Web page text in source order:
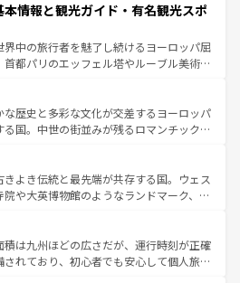
リアで、忘れられない旅をしてみよう！
リア情報は
国では、情熱的なフラメンコ、熱気あふ
美味しいタパスが生活の一部となってい
ードの洗練された雰囲気や、バルセロナの
角から、地方では古代ローマ遺跡や中世
って風土や気候が異なるスペインはその個
性で訪れる人を魅了する。 なお、新着のスペイン情報は コ
参照してほしい。
本情報と観光ガイド・有名観光スポ
界中の旅行者を魅了し続けるヨーロッパ屈
都パリのエッフェル塔やルーブル美術館
が詰まっている。華麗な宮殿、歴史的な大
ーチ、そして豊かな自然が、訪れる者を心
また、フランスは美食の国としても知ら
の発祥地であるランス、プロヴァンスの
ダー畑など、多彩な楽しみ方が可能だ。さ
の地域にも魅力が溢れており、どの街角に
ぶとそれぞれで全く異なる文化を体験で
るだろう。 なお、新着のフランス情報はコンテンツ一覧
い。
な歴史と多彩な文化が交差するヨーロッパ
る国。中世の街並みが残るロマンチック街
、どこを歩いても飽きることがない。ベ
活気、バイエルン州のアルプスの絶景、そ
いのワイン畑といった風景は必見。ビール
ぜひ体験してほしい。 なお、新着の
ンテンツ一覧を参照してほしい。
きよき伝統と最先端が共存する国。ウェス
院や大英博物館のようなランドマーク、歴
魅力がある。また、優雅なアフタヌーン
好きにはたまらない英国パブ、サッカー観
からこそできる体験も豊富。イギリスを旅
積は九州ほどの広さだが、運行時刻が正確
されており、初心者でも安心して個人旅行